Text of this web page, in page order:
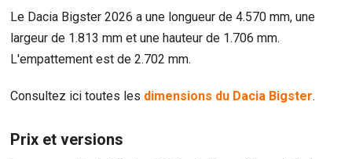
Le Dacia Bigster 2026 a une longueur de 4.570 mm, une
largeur de 1.813 mm et une hauteur de 1.706 mm.
L'empattement est de 2.702 mm.
Consultez ici toutes les dimensions du Dacia Bigster.
Prix et versions